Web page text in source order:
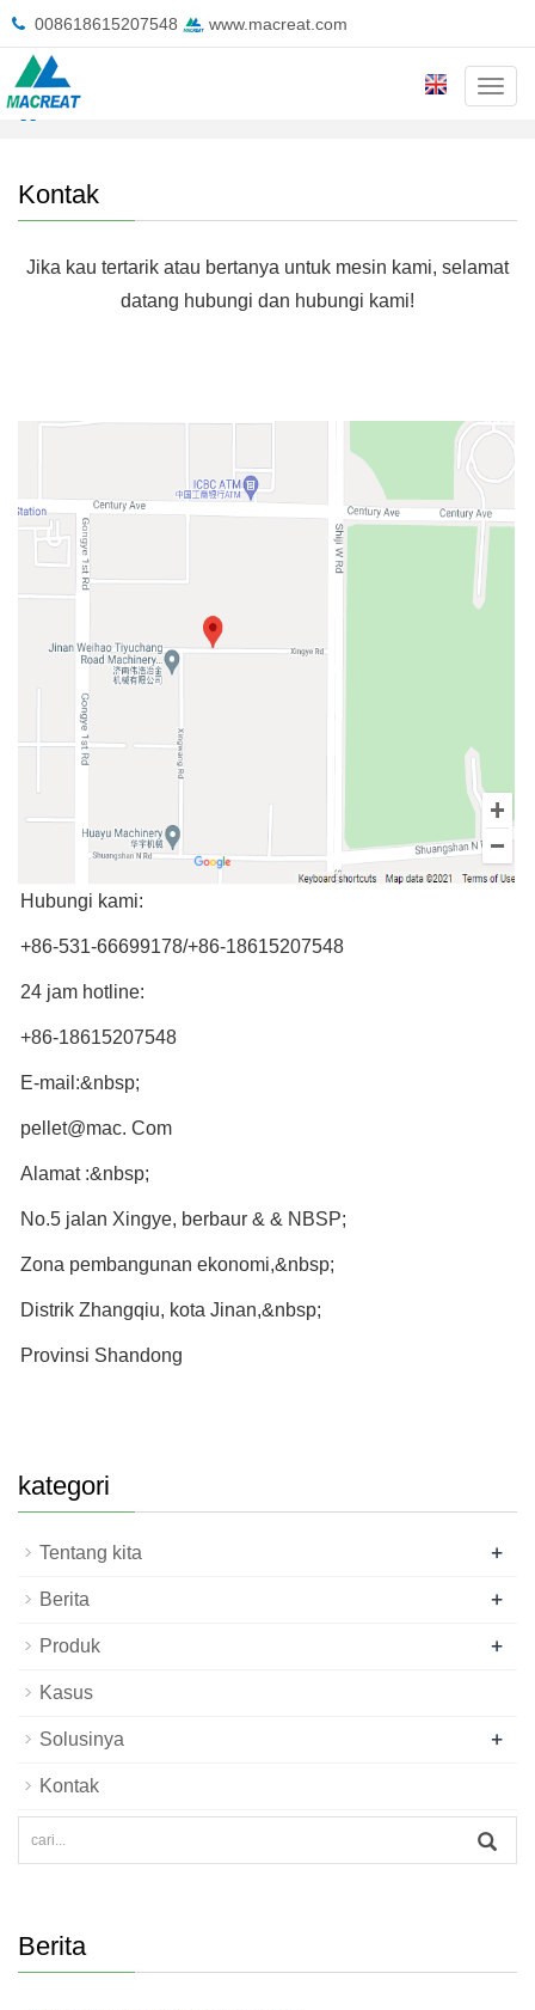
008618615207548 www.macreat.com
rumah
Kontak
Jika kau tertarik atau bertanya untuk mesin kami, selamat
datang hubungi dan hubungi kami!
Hubungi kami:
+86-531-66699178/+86-18615207548
24 jam hotline:
+86-18615207548
E-mail:&nbsp;
pellet@mac. Com
Alamat :&nbsp;
No.5 jalan Xingye, berbaur & & NBSP;
Zona pembangunan ekonomi,&nbsp;
Distrik Zhangqiu, kota Jinan,&nbsp;
Provinsi Shandong
kategori
Tentang kita +
Berita +
Produk +
Kasus
Solusinya +
Kontak
Berita